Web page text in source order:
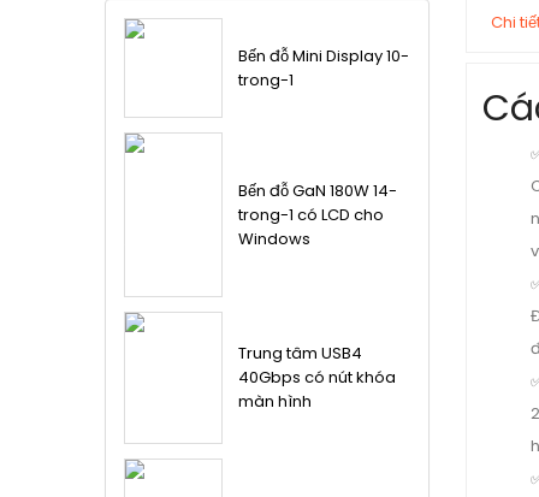
Chi
Bến đỗ Mini Display 10-
trong-1
Bến đỗ GaN 180W 14-
trong-1 có LCD cho
Windows
Trung tâm USB4
40Gbps có nút khóa
màn hình